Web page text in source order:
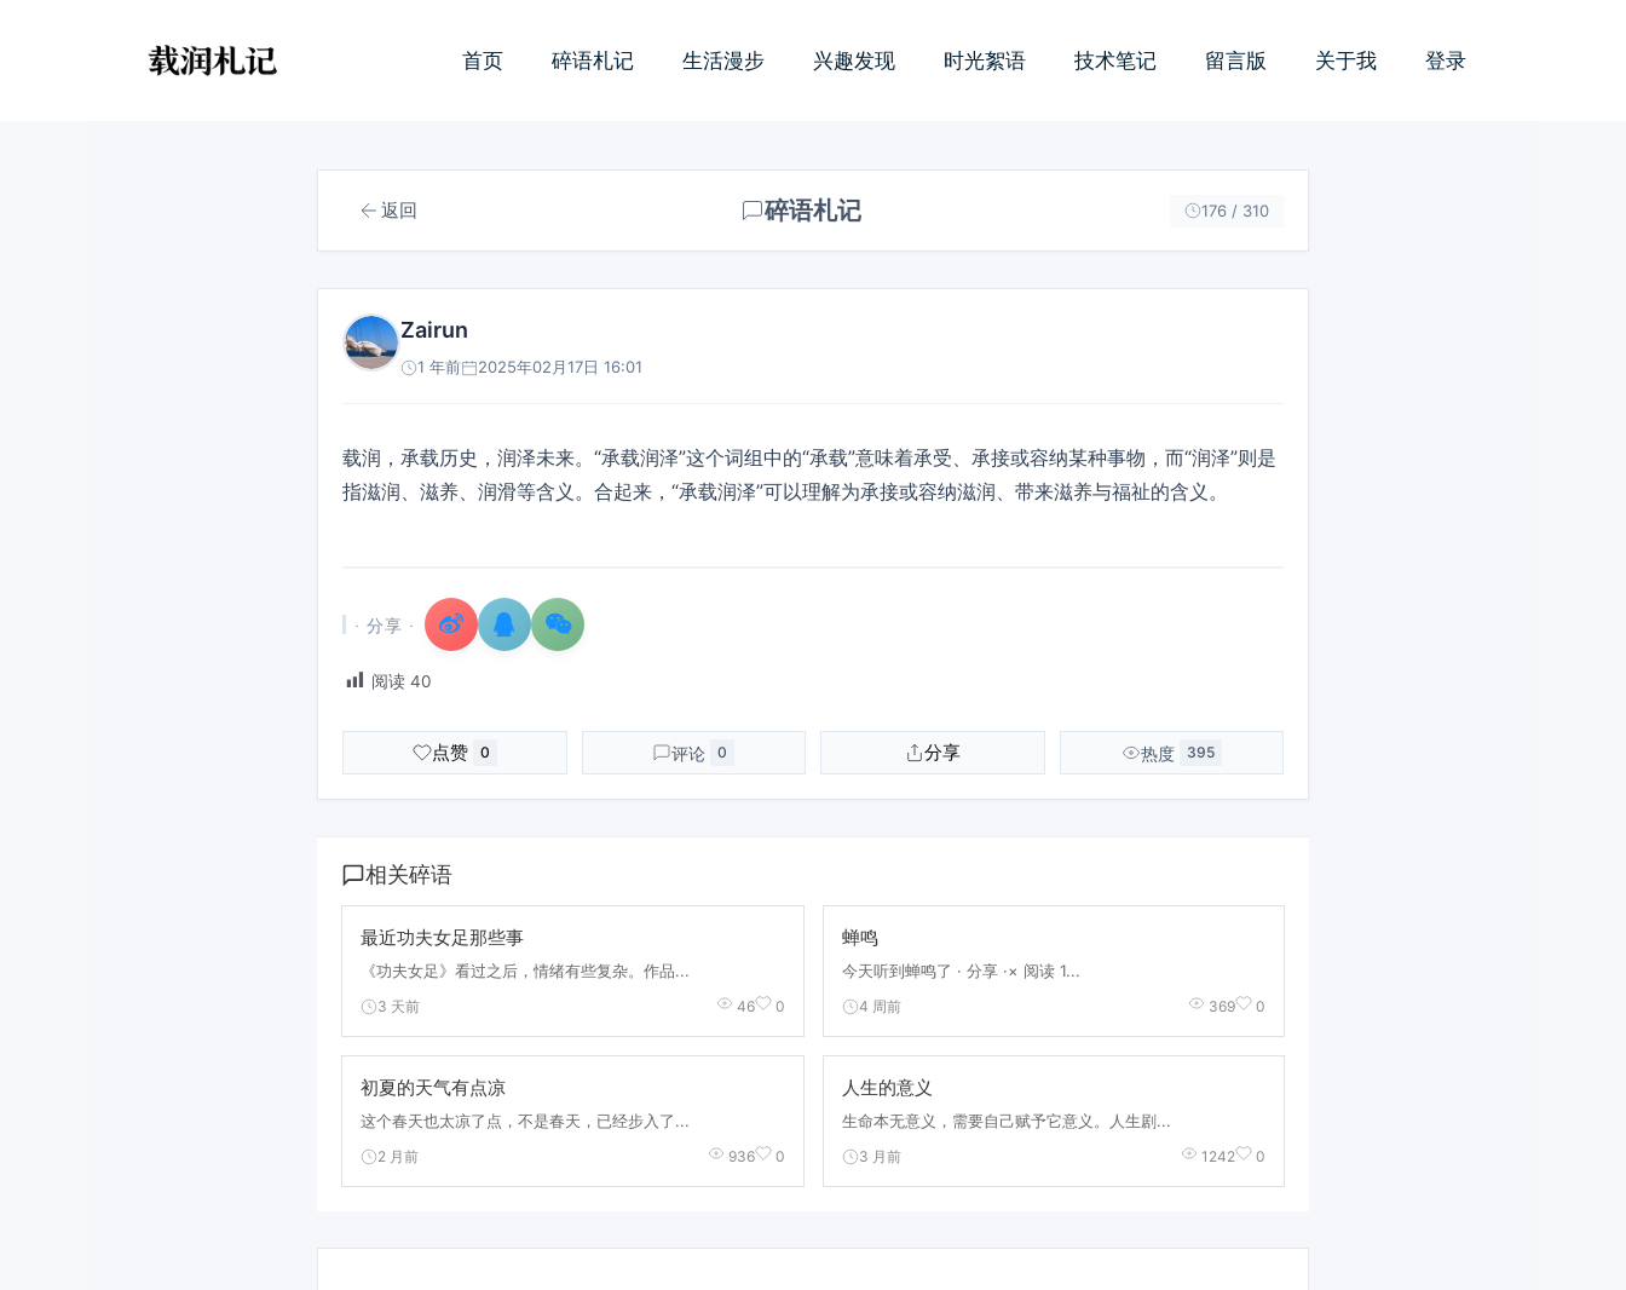
首页 碎语札记 生活漫步 兴趣发现 时光絮语 技术笔记 留言版 关于我 登录
返回 碎语札记 176 / 310
Zairun
1 年前 2025年02月17日 16:01
载润，承载历史，润泽未来。“承载润泽”这个词组中的“承载”意味着承受、承接或容纳某种事物，而“润泽”则是
指滋润、滋养、润滑等含义。合起来，“承载润泽”可以理解为承接或容纳滋润、带来滋养与福祉的含义。
· 分享 ·
阅读 40
点赞 0 评论 0 分享 热度 395
相关碎语
最近功夫女足那些事
《功夫女足》看过之后，情绪有些复杂。作品...
3 天前 46 0
蝉鸣
今天听到蝉鸣了 · 分享 ·× 阅读 1...
4 周前 369 0
初夏的天气有点凉
这个春天也太凉了点，不是春天，已经步入了...
2 月前 936 0
人生的意义
生命本无意义，需要自己赋予它意义。人生剧...
3 月前 1242 0